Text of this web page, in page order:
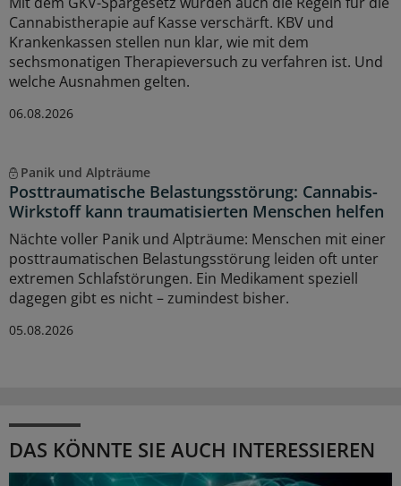
Cannabistherapie auf Kasse verschärft. KBV und
Krankenkassen stellen nun klar, wie mit dem
sechsmonatigen Therapieversuch zu verfahren ist. Und
welche Ausnahmen gelten.
06.08.2026
Panik und Alpträume
Posttraumatische Belastungsstörung: Cannabis-
Wirkstoff kann traumatisierten Menschen helfen
Nächte voller Panik und Alpträume: Menschen mit einer
posttraumatischen Belastungsstörung leiden oft unter
extremen Schlafstörungen. Ein Medikament speziell
dagegen gibt es nicht – zumindest bisher.
05.08.2026
DAS KÖNNTE SIE AUCH INTERESSIEREN